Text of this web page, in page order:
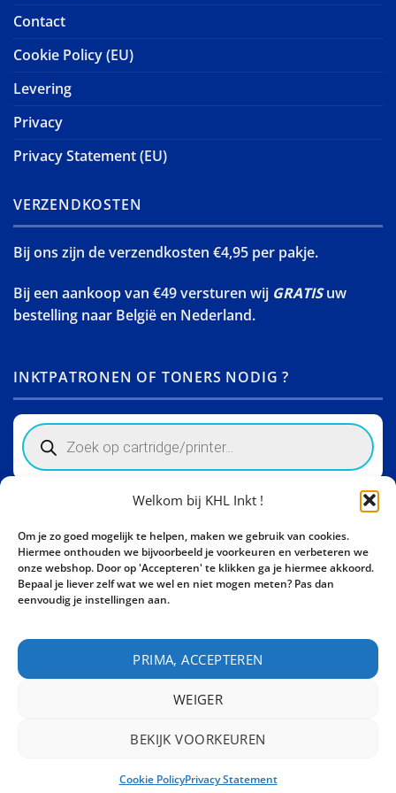
Welkom bij KHL Inkt !
Om je zo goed mogelijk te helpen, maken we gebruik van cookies.
Hiermee onthouden we bijvoorbeeld je voorkeuren en verbeteren we
onze webshop. Door op 'Accepteren' te klikken ga je hiermee akkoord.
Bepaal je liever zelf wat we wel en niet mogen meten? Pas dan
eenvoudig je instellingen aan.
PRIMA, ACCEPTEREN
WEIGER
BEKIJK VOORKEUREN
Cookie PolicyPrivacy Statement
Contact
Cookie Policy (EU)
Levering
Privacy
Privacy Statement (EU)
VERZENDKOSTEN
Bij ons zijn de verzendkosten €4,95 per pakje.
Bij een aankoop van €49 versturen wij GRATISuw
bestelling naar België en Nederland.
INKTPATRONEN OF TONERS NODIG ?
Products
search
Activity Invest BV - KHL, Kempische Steenweg 274
3500 Hasselt - België BE0862447190
Bel ons nu:+32 11 261499
Copyright 2026 ©Activity Invest BV - KHL INKT